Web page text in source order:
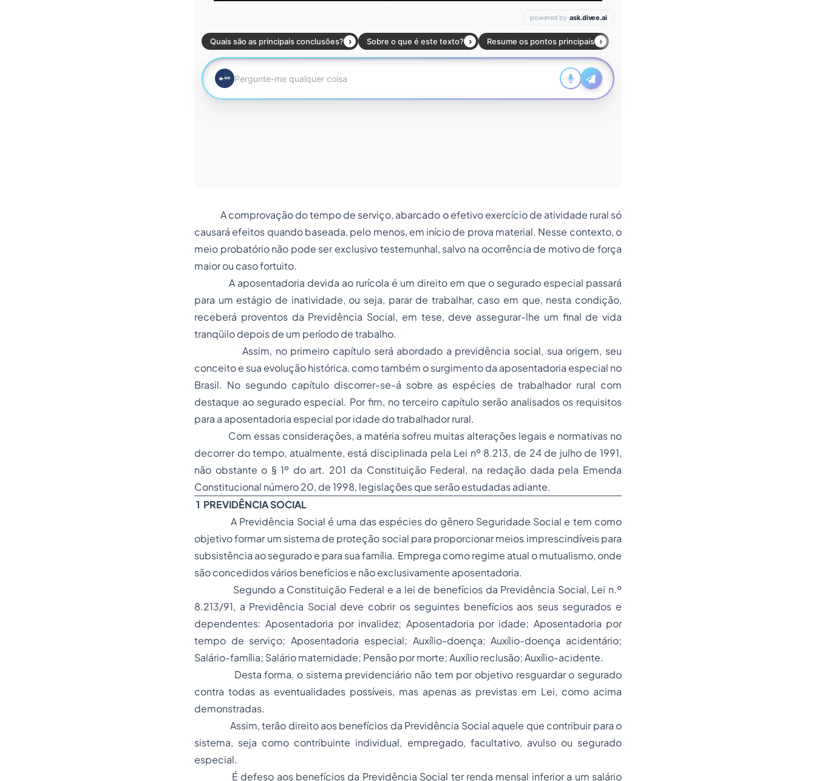
A comprovação do tempo de serviço, abarcado o efetivo exercício de atividade rural só
causará efeitos quando baseada, pelo menos, em início de prova material. Nesse contexto, o
meio probatório não pode ser exclusivo testemunhal, salvo na ocorrência de motivo de força
maior ou caso fortuito.
A aposentadoria devida ao rurícola é um direito em que o segurado especial passará
para um estágio de inatividade, ou seja, parar de trabalhar, caso em que, nesta condição,
receberá proventos da Previdência Social, em tese, deve assegurar-lhe um final de vida
tranqüilo depois de um período de trabalho.
Assim, no primeiro capítulo será abordado a previdência social, sua origem, seu
conceito e sua evolução histórica, como também o surgimento da aposentadoria especial no
Brasil. No segundo capítulo discorrer-se-á sobre as espécies de trabalhador rural com
destaque ao segurado especial. Por fim, no terceiro capítulo serão analisados os requisitos
para a aposentadoria especial por idade do trabalhador rural.
Com essas considerações, a matéria sofreu muitas alterações legais e normativas no
decorrer do tempo, atualmente, está disciplinada pela Lei nº 8.213, de 24 de julho de 1991,
não obstante o § 1º do art. 201 da Constituição Federal, na redação dada pela Emenda
Constitucional número 20, de 1998, legislações que serão estudadas adiante.
1 PREVIDÊNCIA SOCIAL
A Previdência Social é uma das espécies do gênero Seguridade Social e tem como
objetivo formar um sistema de proteção social para proporcionar meios imprescindíveis para
subsistência ao segurado e para sua família. Emprega como regime atual o mutualismo, onde
são concedidos vários benefícios e não exclusivamente aposentadoria.
Segundo a Constituição Federal e a lei de benefícios da Previdência Social, Lei n.º
8.213/91, a Previdência Social deve cobrir os seguintes benefícios aos seus segurados e
dependentes: Aposentadoria por invalidez; Aposentadoria por idade; Aposentadoria por
tempo de serviço; Aposentadoria especial; Auxílio-doença; Auxílio-doença acidentário;
Salário-família; Salário maternidade; Pensão por morte; Auxílio reclusão; Auxílio-acidente.
Desta forma, o sistema previdenciário não tem por objetivo resguardar o segurado
contra todas as eventualidades possíveis, mas apenas as previstas em Lei, como acima
demonstradas.
Assim, terão direito aos benefícios da Previdência Social aquele que contribuir para o
sistema, seja como contribuinte individual, empregado, facultativo, avulso ou segurado
especial.
É defeso aos benefícios da Previdência Social ter renda mensal inferior a um salário